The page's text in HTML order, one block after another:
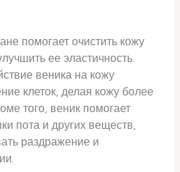
помогает очистить кожу
ее эластичность.
веника на кожу
клеток, делая кожу более
того, веник помогает
пота и других веществ,
раздражение и